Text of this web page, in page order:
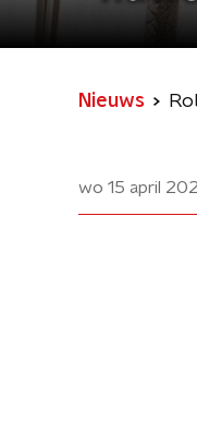
Nieuws
wo 15 april